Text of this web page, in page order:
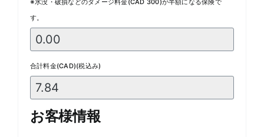
※水没・破損などのダメージ料金(CAD 300)が半額になる保険で
す。
合計料金(CAD)(税込み)
お客様情報